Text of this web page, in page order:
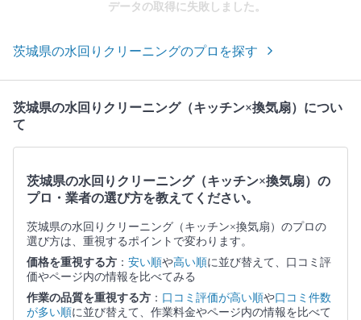
データの取得に失敗しました。
茨城県の水回りクリーニングのプロを探す
茨城県の水回りクリーニング（キッチン×換気扇）につい
て
茨城県の水回りクリーニング（キッチン×換気扇）の
プロ・業者の選び方を教えてください。
茨城県の水回りクリーニング（キッチン×換気扇）のプロの
選び方は、重視するポイントで変わります。
価格を重視する方 ： 安い順や高い順に並び替えて、口コミ評
価やページ内の情報を比べてみる
作業の品質を重視する方 ： 口コミ評価が高い順や口コミ件数
が多い順に並び替えて、作業料金やページ内の情報を比べて